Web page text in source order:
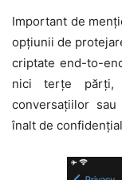
Important de
opțiunii de
criptate end-to-
nici terțe părți,
conversațiilor
înalt de